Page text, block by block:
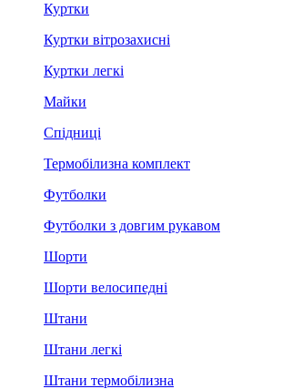
Куртки
Куртки вітрозахисні
Куртки легкі
Майки
Спідниці
Термобілизна комплект
Футболки
Футболки з довгим рукавом
Шорти
Шорти велосипедні
Штани
Штани легкі
Штани термобілизна